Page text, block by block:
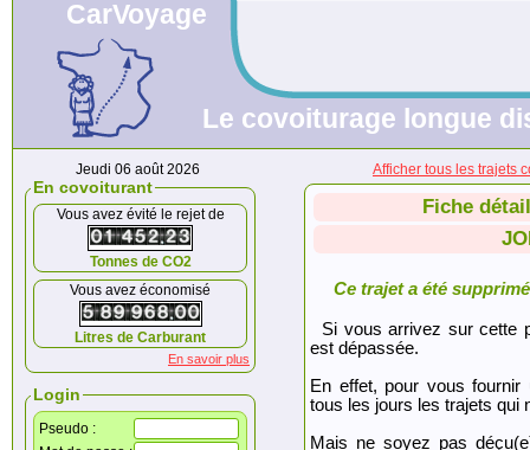
CarVoyage
Le covoiturage longue
Jeudi 06 août 2026
En covoiturant
Vous avez évité le rejet de
Tonnes de CO2
Vous avez économisé
Litres de Carburant
En savoir plus
Login
Pseudo :
Afficher tous les trajets
Fiche
Ce trajet a été
Si vous arrivez sur cette
est dépassée.
En effet, pour vous fournir
tous les jours les trajets qui
Mais ne soyez pas